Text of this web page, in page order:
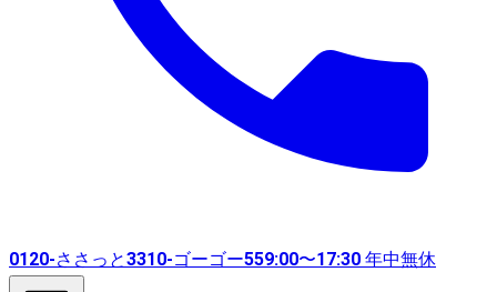
0120-ささっと3310-ゴーゴー559:00〜17:30 年中無休